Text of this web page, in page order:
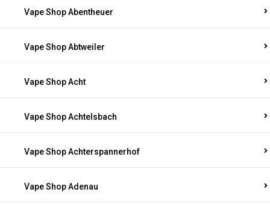
Vape Shop Abentheuer
Vape Shop Abtweiler
Vape Shop Acht
Vape Shop Achtelsbach
Vape Shop Achterspannerhof
Vape Shop Adenau